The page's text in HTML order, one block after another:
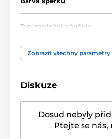
Typ zapínání náušnic
Zobrazit všechny parametry
Diskuze
Dosud nebyly
Ptejte se nás,